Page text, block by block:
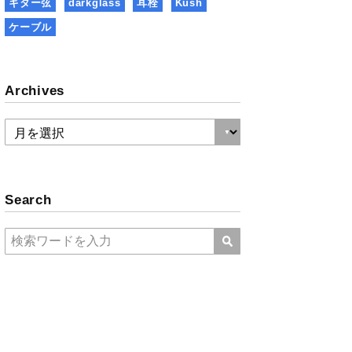
ギター弦 darkglass 耳栓 Kush
ケーブル
Archives
Search